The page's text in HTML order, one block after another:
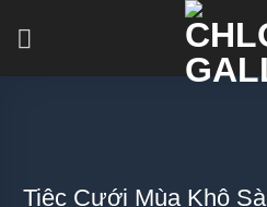
Tiệc Cưới Mùa Khô